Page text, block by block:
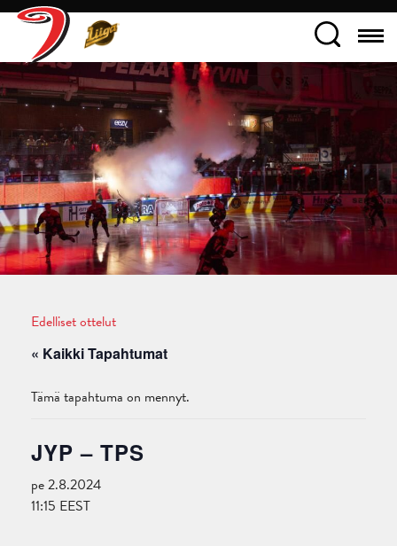
Edelliset ottelut
« Kaikki Tapahtumat
Tämä tapahtuma on mennyt.
JYP – TPS
pe 2.8.2024
11:15 EEST